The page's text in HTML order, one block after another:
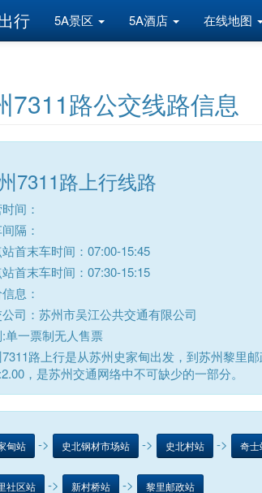
行 5A景区 5A酒店 在线地图
7311路公交线路信息
7311路上行线路
间：
隔：
首末车时间：07:00-15:45
首末车时间：07:30-15:15
息：
司：苏州市吴江公共交通有限公司
单一票制无人售票
路上行是从苏州史家甸出发，到苏州黎里
，是苏州交通网络中不可缺少的一部分。
甸站 -> 史北钢材市场站 -> 史北村站 -> 奇士
社区站 -> 新村桥站 -> 黎里邮政站